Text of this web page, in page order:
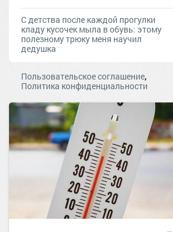
С детства после каждой прогулки
кладу кусочек мыла в обувь: этому
полезному трюку меня научил
дедушка
Пользовательское соглашение,
Политика конфиденциальности